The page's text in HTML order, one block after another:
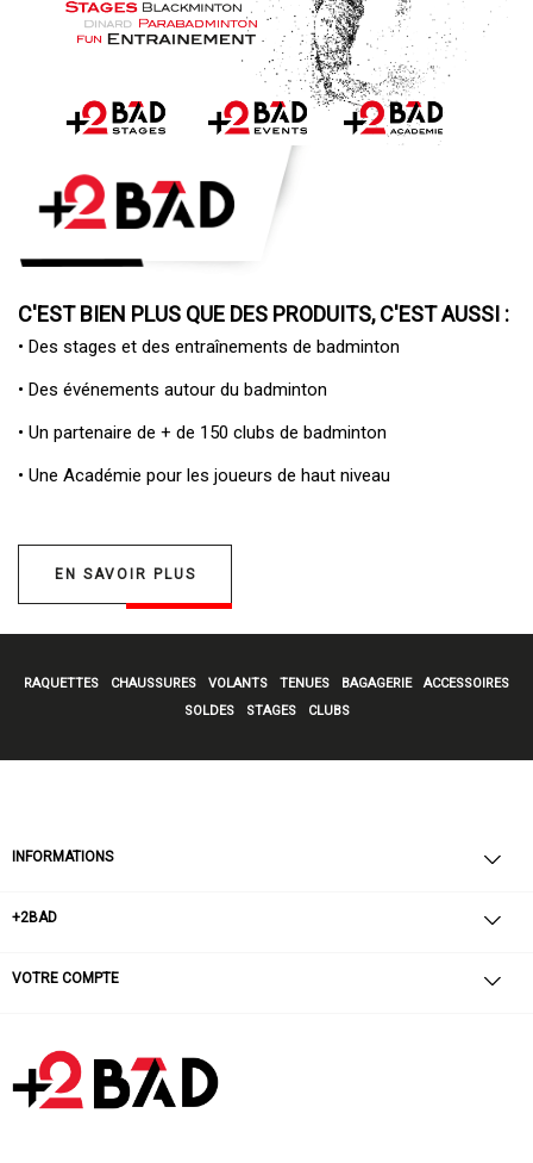
C'EST BIEN PLUS QUE DES PRODUITS, C'EST AUSSI :
• Des stages et des entraînements de badminton
• Des événements autour du badminton
• Un partenaire de + de 150 clubs de badminton
• Une Académie pour les joueurs de haut niveau
EN SAVOIR PLUS
RAQUETTES CHAUSSURES VOLANTS TENUES BAGAGERIE
ACCESSOIRES
SOLDES
STAGES CLUBS
INFORMATIONS
+2BAD
VOTRE COMPTE